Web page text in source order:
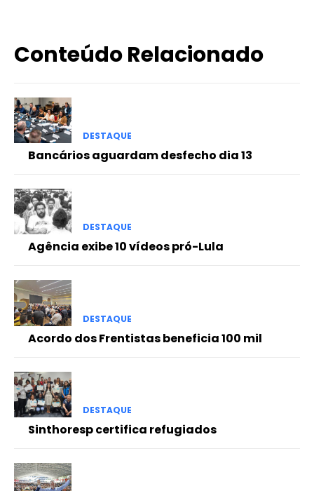
Conteúdo Relacionado
DESTAQUE
Bancários aguardam desfecho dia 13
DESTAQUE
Agência exibe 10 vídeos pró-Lula
DESTAQUE
Acordo dos Frentistas beneficia 100 mil
DESTAQUE
Sinthoresp certifica refugiados